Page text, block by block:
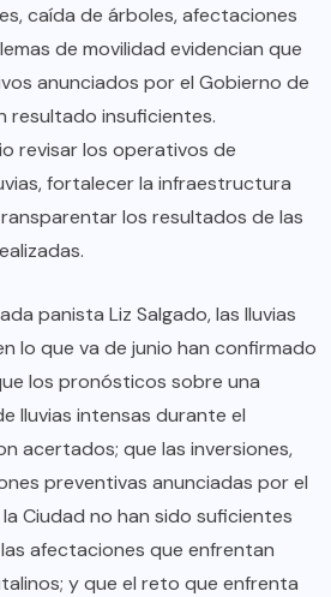
caída de árboles, afectaciones
de movilidad evidencian que
anunciados por el Gobierno de
resultado insuficientes.
revisar los operativos de
fortalecer la infraestructura
los resultados de las
panista Liz Salgado, las lluvias
lo que va de junio han confirmado
los pronósticos sobre una
lluvias intensas durante el
acertados; que las inversiones,
preventivas anunciadas por el
Ciudad no han sido suficientes
afectaciones que enfrentan
y que el reto que enfrenta